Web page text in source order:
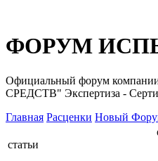
ФОРУМ
Официальный форум
СРЕДСТВ" Экспертиза -
Главная Расценки Новый
статьи